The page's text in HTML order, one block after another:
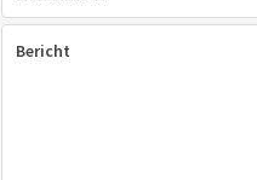
mailadres(Vereist)